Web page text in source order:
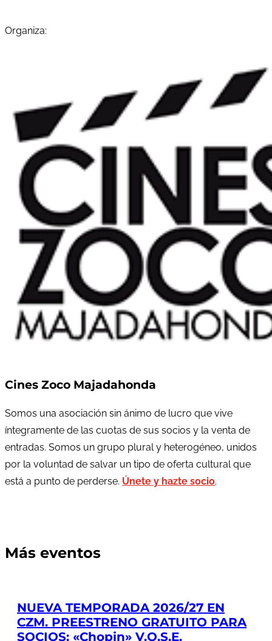
Organiza:
Cines Zoco Majadahonda
Somos una asociación sin ánimo de lucro que vive
íntegramente de las cuotas de sus socios y la venta de
entradas. Somos un grupo plural y heterogéneo, unidos
por la voluntad de salvar un tipo de oferta cultural que
está a punto de perderse. Únete y hazte socio.
Más eventos
NUEVA TEMPORADA 2026/27 EN
CZM. PREESTRENO GRATUITO PARA
SOCIOS: «Chopin» V.O.S.E.